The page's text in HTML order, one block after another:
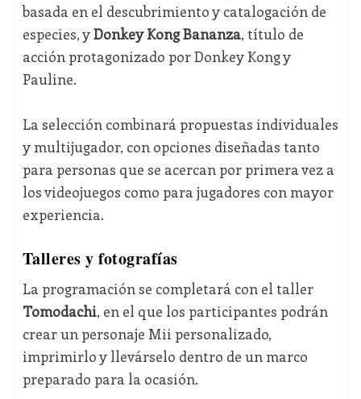
basada en el descubrimiento y catalogación de
especies, yDonkey Kong Bananza, título de
acción protagonizado por Donkey Kong y
Pauline.
La selección combinará propuestas individuales
y multijugador, con opciones diseñadas tanto
para personas que se acercan por primera vez a
los videojuegos como para jugadores con mayor
experiencia.
Talleres y fotografías
La programación se completará con el taller
Tomodachi, en el que los participantes podrán
crear un personaje Mii personalizado,
imprimirlo y llevárselo dentro de un marco
preparado para la ocasión.